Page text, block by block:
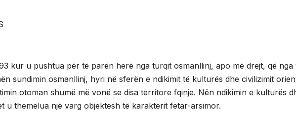
kur u pushtua për të parën herë nga turqit osmanllinj, apo më drejt, që nga
sundimin osmanllinj, hyri në sferën e ndikimit të kulturës dhe civilizimit
otoman shumë më vonë se disa territore fqinje. Nën ndikimin e kulturës
u themelua një varg objektesh të karakterit fetar-arsimor.